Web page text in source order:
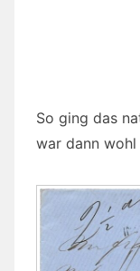
So ging das
war dann wohl